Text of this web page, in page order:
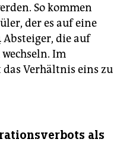
So kommen
der es auf eine
Absteiger, die auf
Im
Verhältnis eins zu
als